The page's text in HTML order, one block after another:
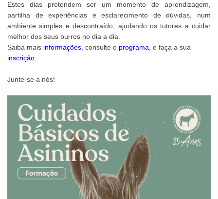
Estes dias pretendem ser um momento de aprendizagem,
partilha de experiências e esclarecimento de dúvidas, num
ambiente simples e descontraído, ajudando os tutores a cuidar
melhor dos seus burros no dia a dia.
Saiba mais informações , consulte o programa , e faça a sua
inscrição
Junte-se a nós!